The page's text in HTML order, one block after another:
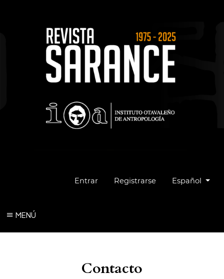
Entrar Registrarse Cambiar el
Español
MENÚ
Contacto